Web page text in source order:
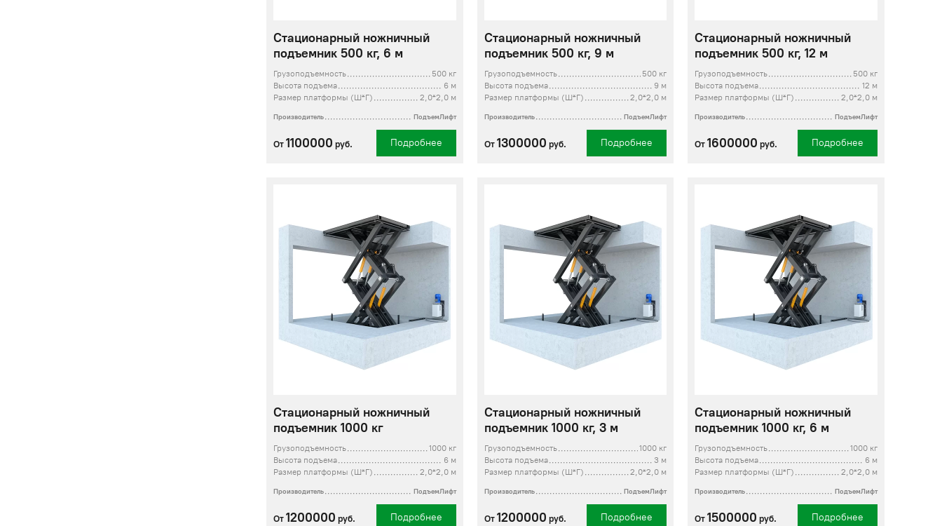
Стационарный ножничный
подъемник 500 кг, 6 м
Грузоподъемность
500 кг
Высота подъема
6 м
Размер платформы (Ш*Г)
2,0*2,0 м
Производитель ПодъемЛифт
От 1100000 руб. Подробнее
Стационарный ножничный
подъемник 500 кг, 9 м
Грузоподъемность
500 кг
Высота подъема
9 м
Размер платформы (Ш*Г)
2,0*2,0 м
Производитель ПодъемЛифт
От 1300000 руб. Подробнее
Стационарный ножничный
подъемник 500 кг, 12 м
Грузоподъемность
500 кг
Высота подъема
12 м
Размер платформы (Ш*Г)
2,0*2,0 м
Производитель ПодъемЛифт
От1600000 руб. Подробнее
Стационарный ножничный
подъемник 1000 кг
Грузоподъемность
1000 кг
Высота подъема
6 м
Размер платформы (Ш*Г)
2,0*2,0 м
Производитель ПодъемЛифт
От 1200000 руб. Подробнее
Стационарный ножничный
подъемник 1000 кг, 3 м
Грузоподъемность
1000 кг
Высота подъема
3 м
Размер платформы (Ш*Г)
2,0*2,0 м
Производитель ПодъемЛифт
От 1200000 руб. Подробнее
Стационарный ножничный
подъемник 1000 кг, 6 м
Грузоподъемность
1000 кг
Высота подъема
6 м
Размер платформы (Ш*Г)
2,0*2,0 м
Производитель ПодъемЛифт
От1500000 руб. Подробнее